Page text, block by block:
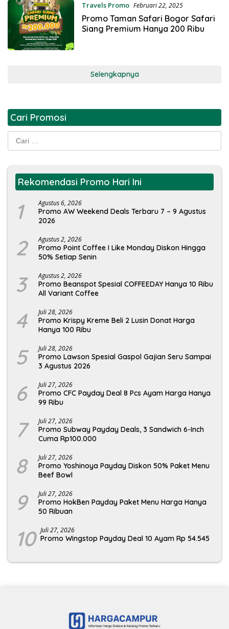
Travels Promo Februari 22, 2025
Promo Taman Safari Bogor Safari
Siang Premium Hanya 200 Ribu
Selengkapnya
Cari Promosi
Cari
untuk:
Rekomendasi Promo Hari Ini
1 Agustus 6, 2026
Promo AW Weekend Deals Terbaru 7 – 9 Agustus
2026
2 Agustus 2, 2026
Promo Point Coffee I Like Monday Diskon Hingga
50% Setiap Senin
3 Agustus 2, 2026
Promo Beanspot Spesial COFFEEDAY Hanya 10 Ribu
All Variant Coffee
4 Juli 28, 2026
Promo Krispy Kreme Beli 2 Lusin Donat Harga
Hanya 100 Ribu
5 Juli 28, 2026
Promo Lawson Spesial Gaspol Gajian Seru Sampai
3 Agustus 2026
6 Juli 27, 2026
Promo CFC Payday Deal 8 Pcs Ayam Harga Hanya
99 Ribu
7 Juli 27, 2026
Promo Subway Payday Deals, 3 Sandwich 6-Inch
Cuma Rp100.000
8 Juli 27, 2026
Promo Yoshinoya Payday Diskon 50% Paket Menu
Beef Bowl
9 Juli 27, 2026
Promo HokBen Payday Paket Menu Harga Hanya
50 Ribuan
10 Juli 27, 2026
Promo Wingstop Payday Deal 10 Ayam Rp 54.545